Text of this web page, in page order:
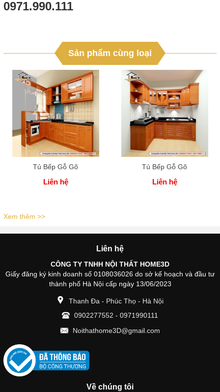
0971.990.111
Sản phẩm cùng loại
Tủ Bếp Gỗ Gõ
Liên hệ
Tủ Bếp Gỗ Gõ
Liên hệ
Xem thêm >>
Liên hệ
CÔNG TY TNHH NỘI THẤT HOME3D
Giấy đăng ký kinh doanh số 0108036026 do sở kế hoạch và đầu tư
thành phố Hà Nội cấp ngày 13/06/2023
Thanh Đa - Phúc Thọ - Hà Nội
0902277552 - 0971990111
Noithathome3D@gmail.com
Về chúng tôi